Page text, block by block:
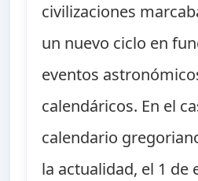
civilizaciones
un nuevo ciclo en
eventos
calendáricos. En el
calendario
la actualidad, el 1 de